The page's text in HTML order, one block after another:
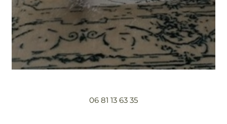
06 81 13 63 35